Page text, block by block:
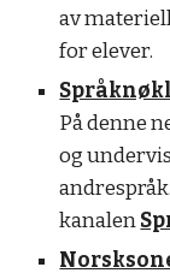
av
for elever.
På denne
og
kanalen